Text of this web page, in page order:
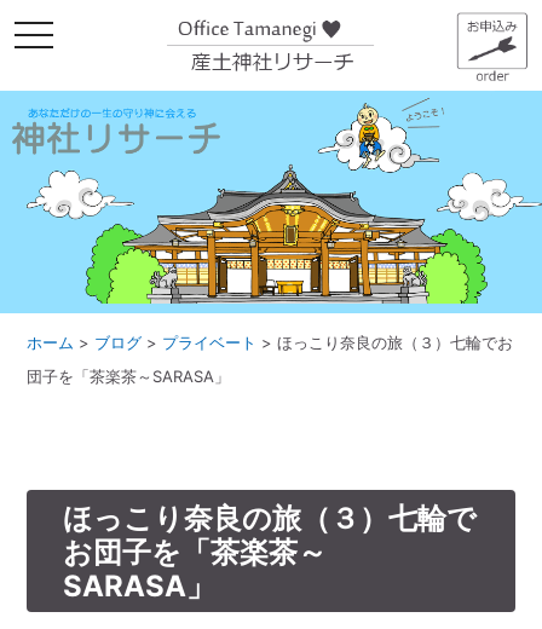
メ
ニ
ー
ホーム > ブログ > プライベート >ほっこり奈良の旅（３）七輪でお
団子を「茶楽茶～SARASA」
ほっこり奈良の旅（３）七輪で
お団子を「茶楽茶～
SARASA」